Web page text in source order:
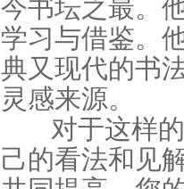
今书坛之最。
学习与借鉴。
典又现代的书
灵感来源。
对于这样
己的看法和见